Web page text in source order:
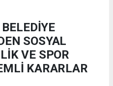
SOSYAL
VE SPOR
KARARLAR